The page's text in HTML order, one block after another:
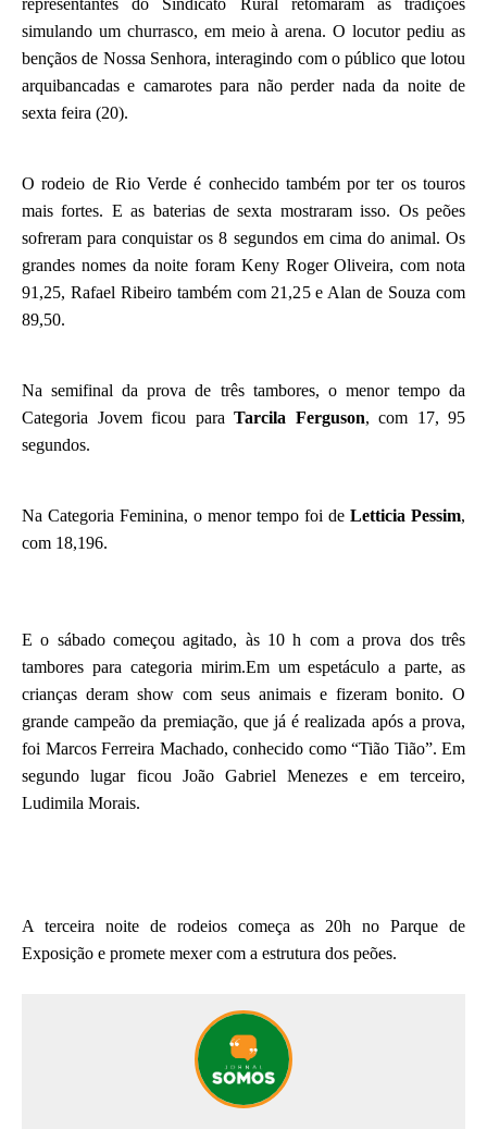
simulando um churrasco, em meio à arena. O locutor pediu as
bençãos de Nossa Senhora, interagindo com o público que lotou
arquibancadas e camarotes para não perder nada da noite de
sexta feira (20).
O rodeio de Rio Verde é conhecido também por ter os touros
mais fortes. E as baterias de sexta mostraram isso. Os peões
sofreram para conquistar os 8 segundos em cima do animal. Os
grandes nomes da noite foram Keny Roger Oliveira, com nota
91,25, Rafael Ribeiro também com 21,25 e Alan de Souza com
89,50.
Na semifinal da prova de três tambores, o menor tempo da
Categoria Jovem ficou para Tarcila Ferguson, com 17, 95
segundos.
Na Categoria Feminina, o menor tempo foi de Letticia Pessim,
com 18,196.
E o sábado começou agitado, às 10 h com a prova dos três
tambores para categoria mirim.Em um espetáculo a parte, as
crianças deram show com seus animais e fizeram bonito. O
grande campeão da premiação, que já é realizada após a prova,
foi Marcos Ferreira Machado, conhecido como “Tião Tião”. Em
segundo lugar ficou João Gabriel Menezes e em terceiro,
Ludimila Morais.
A terceira noite de rodeios começa as 20h no Parque de
Exposição e promete mexer com a estrutura dos peões.